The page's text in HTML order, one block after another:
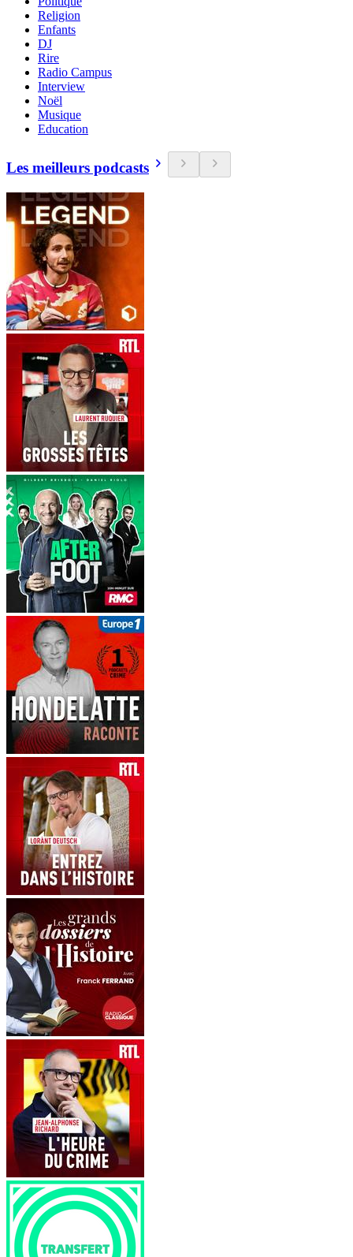
Religion
Enfants
DJ
Rire
Radio Campus
Interview
Noël
Musique
Education
Les meilleurs podcasts